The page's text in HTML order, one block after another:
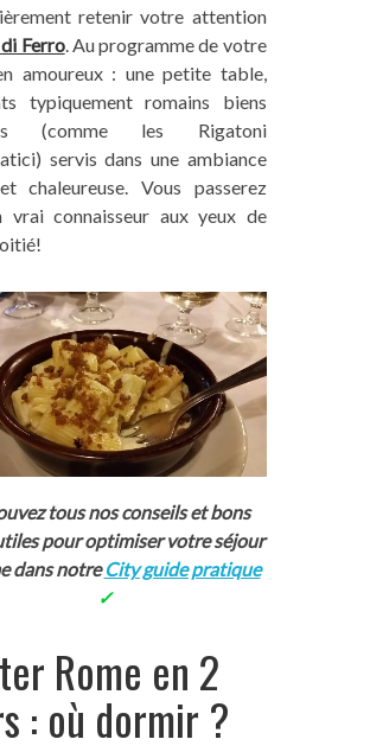
retenir votre attention
Ferro. Au programme de votre
amoureux : une petite table,
typiquement romains biens
(comme les Rigatoni
servis dans une ambiance
chaleureuse. Vous passerez
vrai connaisseur aux yeux de
tous nos conseils et bons
pour optimiser votre séjour
dans notreCity guide pratique
✓
Rome en 2
: où dormir ?